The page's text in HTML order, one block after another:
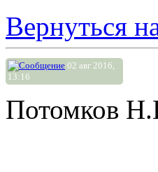
Вернуться
02 авг 2016,
13:16
Потомков